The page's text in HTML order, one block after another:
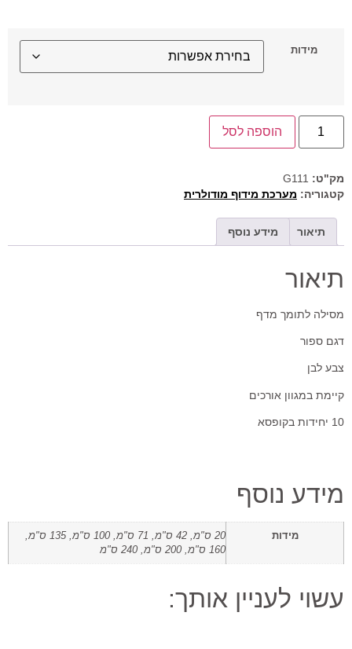
מידות
הוספה לסל
מק"ט:G111
קטגוריה: מערכת מידוף מודולרית
תיאור מידע נוסף
תיאור
מסילה לתומך מדף
דגם ספור
צבע לבן
קיימת במגוון אורכים
10 יחידות בקופסא
מידע נוסף
מידות
20 ס"מ, 42 ס"מ, 71 ס"מ, 100 ס"מ, 135 ס"מ,
160 ס"מ, 200 ס"מ, 240 ס"מ
עשוי לעניין אותך: